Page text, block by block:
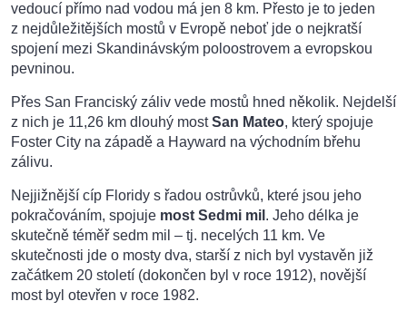
vedoucí přímo nad vodou má jen 8 km. Přesto je to jeden
z nejdůležitějších mostů v Evropě neboť jde o nejkratší
spojení mezi Skandinávským poloostrovem a evropskou
pevninou.
Přes San Franciský záliv vede mostů hned několik. Nejdelší
z nich je 11,26 km dlouhý mostSan Mateo, který spojuje
Foster City na západě a Hayward na východním břehu
zálivu.
Nejjižnější cíp Floridy s řadou ostrůvků, které jsou jeho
pokračováním, spojuje most Sedmi mil . Jeho délka je
skutečně téměř sedm mil – tj. necelých 11 km. Ve
skutečnosti jde o mosty dva, starší z nich byl vystavěn již
začátkem 20 století (dokončen byl v roce 1912), novější
most byl otevřen v roce 1982.